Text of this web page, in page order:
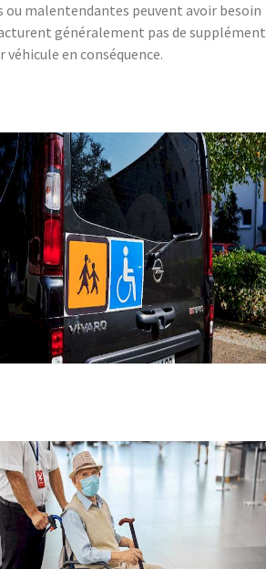
ou malentendantes peuvent avoir besoin
généralement pas de supplément
en conséquence.